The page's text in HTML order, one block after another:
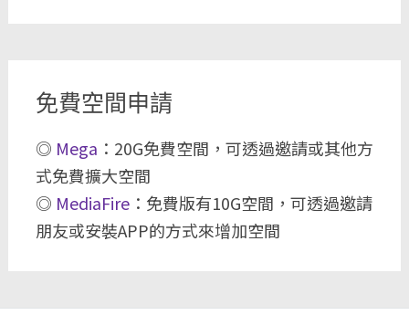
免費空間申請
◎ Mega ：20G免費空間，可透過邀請或其他方
式免費擴大空間
◎ MediaFire：免費版有10G空間，可透過邀請
朋友或安裝APP的方式來增加空間